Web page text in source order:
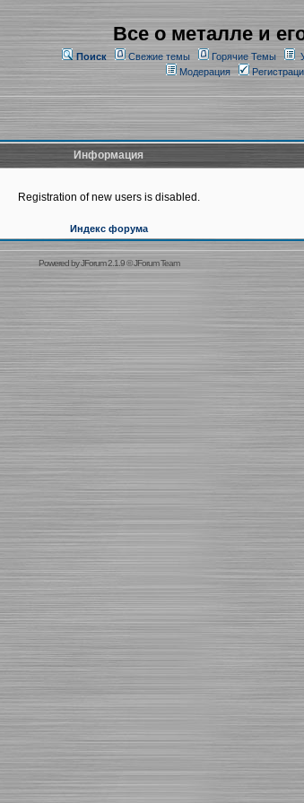
Все о металле и
Поиск Свежие темы Горячие Темы
Модерация
Информация
Registration of new users is disabled.
Индекс форума
Powered byJForum 2.1.9©JForum Team